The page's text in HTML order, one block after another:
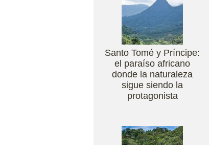
Santo Tomé y Príncipe:
el paraíso africano
donde la naturaleza
sigue siendo la
protagonista